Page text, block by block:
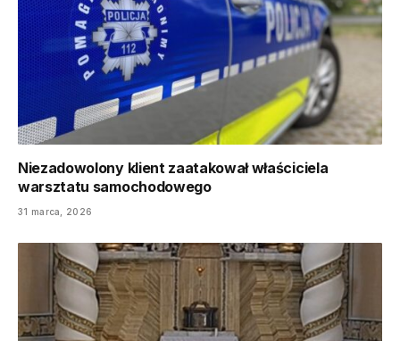
Niezadowolony klient zaatakował właściciela
warsztatu samochodowego
31 marca, 2026